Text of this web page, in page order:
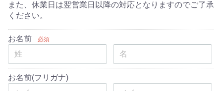
また、休業日は翌営業日以降の対応となりますのでご了承
ください。
お名前 必須
お名前(フリガナ)